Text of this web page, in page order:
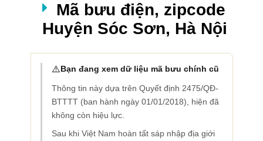
Mã bưu điện, zipcode
Huyện Sóc Sơn, Hà Nội
⚠️Bạn đang xem dữ liệu mã bưu chính cũ
Thông tin này dựa trên Quyết định 2475/QĐ-
BTTTT (ban hành ngày 01/01/2018), hiện đã
không còn hiệu lực.
Sau khi Việt Nam hoàn tất sáp nhập địa giới